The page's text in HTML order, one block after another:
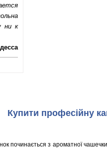
ни к
Купити професійну
починається з ароматної